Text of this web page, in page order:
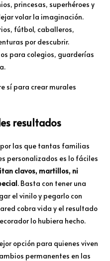
princesas, superhéroes y
volar la imaginación.
fútbol, caballeros,
por descubrir.
para colegios, guarderías
sí para crear murales
resultados
las que tantas familias
personalizados es lo fáciles
clavos, martillos, ni
. Basta con tener una
el vinilo y pegarlo con
cobra vida y el resultado
lo hubiera hecho.
opción para quienes viven
permanentes en las